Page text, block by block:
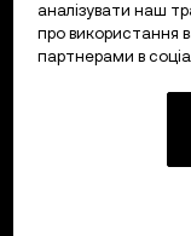
аналізувати наш
про використання
партнерами в